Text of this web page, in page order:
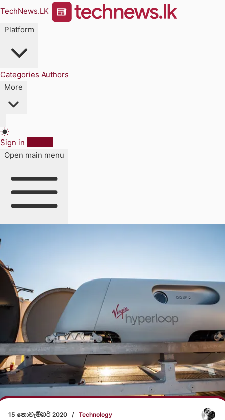
TechNews.LK
Platform
Categories Authors
More
Sign in
Open main menu
15 නොවැම්බර් 2020 / Technology